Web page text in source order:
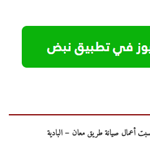
أعمال صيانة طريق معان – البادية